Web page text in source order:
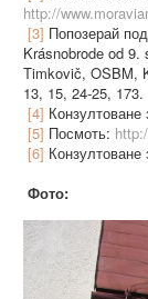
http://
[3] Попозерай
Krásnobrode od
Timkovič, OSBM,
13, 15, 24-25, 173.
[4]
[5] Посмоть:
[6]
Фото: